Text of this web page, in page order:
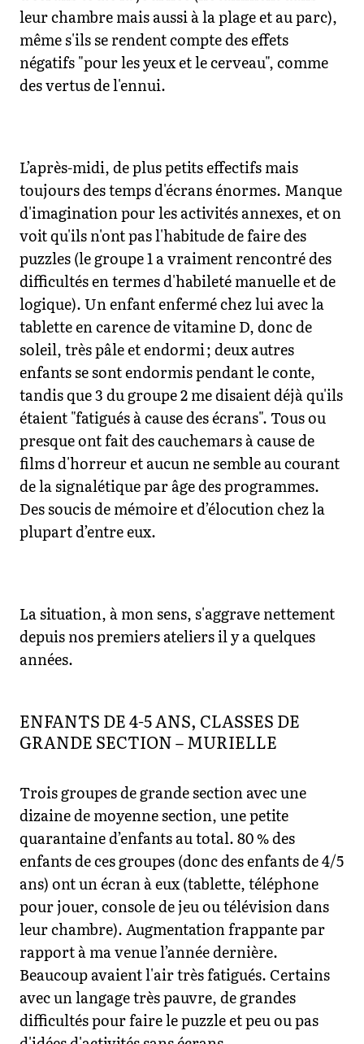
leur chambre mais aussi à la plage et au parc),
même s'ils se rendent compte des effets
négatifs "pour les yeux et le cerveau", comme
des vertus de l'ennui.
L’après-midi, de plus petits effectifs mais
toujours des temps d'écrans énormes. Manque
d'imagination pour les activités annexes, et on
voit qu'ils n'ont pas l'habitude de faire des
puzzles (le groupe 1 a vraiment rencontré des
difficultés en termes d'habileté manuelle et de
logique). Un enfant enfermé chez lui avec la
tablette en carence de vitamine D, donc de
soleil, très pâle et endormi ; deux autres
enfants se sont endormis pendant le conte,
tandis que 3 du groupe 2 me disaient déjà qu'ils
étaient "fatigués à cause des écrans". Tous ou
presque ont fait des cauchemars à cause de
films d'horreur et aucun ne semble au courant
de la signalétique par âge des programmes.
Des soucis de mémoire et d’élocution chez la
plupart d’entre eux.
La situation, à mon sens, s'aggrave nettement
depuis nos premiers ateliers il y a quelques
années.
ENFANTS DE 4-5 ANS, CLASSES DE
GRANDE SECTION – MURIELLE
Trois groupes de grande section avec une
dizaine de moyenne section, une petite
quarantaine d’enfants au total. 80 % des
enfants de ces groupes (donc des enfants de 4/5
ans) ont un écran à eux (tablette, téléphone
pour jouer, console de jeu ou télévision dans
leur chambre). Augmentation frappante par
rapport à ma venue l’année dernière.
Beaucoup avaient l'air très fatigués. Certains
avec un langage très pauvre, de grandes
difficultés pour faire le puzzle et peu ou pas